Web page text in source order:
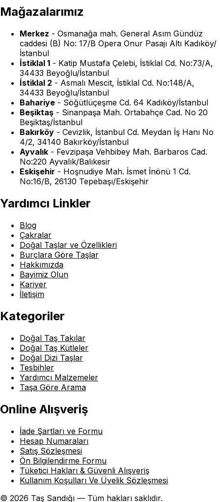
Mağazalarımız
Merkez - Osmanağa mah. General Asım Gündüz
caddesi (B) No: 17/B Opera Onur Pasajı Altı Kadıköy/
İstanbul
İstiklal 1 - Katip Mustafa Çelebi, İstiklal Cd. No:73/A,
34433 Beyoğlu/İstanbul
İstiklal 2 - Asmalı Mescit, İstiklal Cd. No:148/A,
34433 Beyoğlu/İstanbul
Bahariye - Söğütlüçeşme Cd. 64 Kadıköy/İstanbul
Beşiktaş - Sinanpaşa Mah. Ortabahçe Cad. No 20
Beşiktaş/İstanbul
Bakırköy - Cevizlik, İstanbul Cd. Meydan İş Hanı No
4/2, 34140 Bakırköy/İstanbul
Ayvalık - Fevzipaşa Vehbibey Mah. Barbaros Cad.
No:220 Ayvalık/Balıkesir
Eskişehir - Hoşnudiye Mah. İsmet İnönü 1 Cd.
No:16/B, 26130 Tepebaşı/Eskişehir
Yardımcı Linkler
Blog
Çakralar
Doğal Taşlar ve Özellikleri
Burçlara Göre Taşlar
Hakkımızda
Bayimiz Olun
Kariyer
İletişim
Kategoriler
Doğal Taş Takılar
Doğal Taş Kütleler
Doğal Dizi Taşlar
Tesbihler
Yardımcı Malzemeler
Taşa Göre Arama
Online Alışveriş
İade Şartları ve Formu
Hesap Numaraları
Satış Sözleşmesi
Ön Bilgilendirme Formu
Tüketici Hakları & Güvenli Alışveriş
Kullanım Koşulları Ve Üyelik Sözleşmesi
© 2026 Taş Sandığı — Tüm hakları saklıdır.